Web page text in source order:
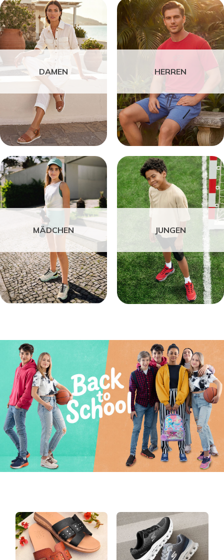
DAMEN HERREN
MÄDCHEN JUNGEN